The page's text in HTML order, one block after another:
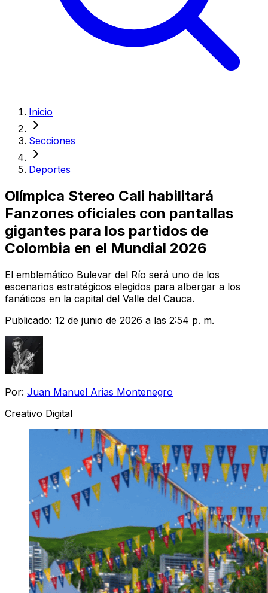
Inicio
Secciones
Deportes
Olímpica Stereo Cali habilitará
Fanzones oficiales con pantallas
gigantes para los partidos de
Colombia en el Mundial 2026
El emblemático Bulevar del Río será uno de los
escenarios estratégicos elegidos para albergar a los
fanáticos en la capital del Valle del Cauca.
Publicado: 12 de junio de 2026 a las 2:54 p. m.
Por: Juan Manuel Arias Montenegro
Creativo Digital